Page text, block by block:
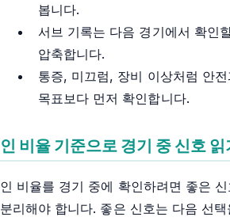
봅니다.
서브 기록는 다음 경기에서 확인
압축합니다.
통증, 미끄럼, 장비 이상처럼 안
목표보다 먼저 확인합니다.
인 비율 기준으로 경기 중 신호 읽
인 비율를 경기 중에 확인하려면 좋은
분리해야 합니다. 좋은 신호는 다음 선